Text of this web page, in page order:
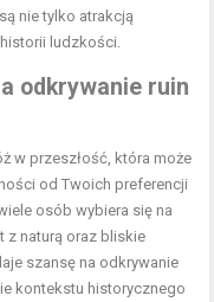
nie tylko atrakcją
ludzkości.
odkrywanie ruin
w przeszłość, która może
od Twoich preferencji
osób wybiera się na
z naturą oraz bliskie
szansę na odkrywanie
kontekstu historycznego